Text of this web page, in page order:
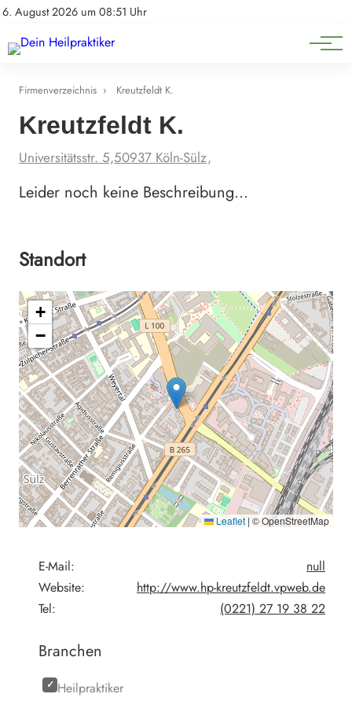
6. August 2026 um 08:51 Uhr
Impressum
Natürliche Medizin
Heilpflanzen & Kräuterkunde
Firmenverzeichnis › Kreutzfeldt K.
Kreutzfeldt K.
Universitätsstr. 5,50937 Köln-Sülz,
Leider noch keine Beschreibung…
Standort
+
−
Leaflet | © OpenStreetMap
E-Mail:
null
Website:
http://www.hp-kreutzfeldt.vpweb.de
Tel:
(0221) 27 19 38 22
Branchen
Heilpraktiker